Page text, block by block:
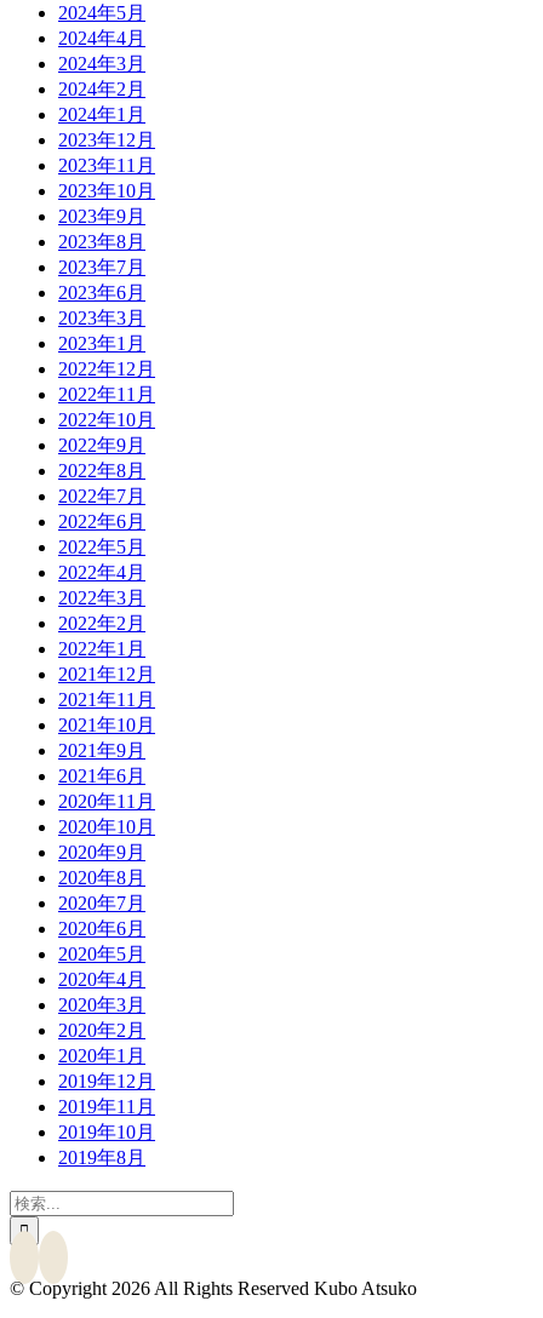
2024年5月
2024年4月
2024年3月
2024年2月
2024年1月
2023年12月
2023年11月
2023年10月
2023年9月
2023年8月
2023年7月
2023年6月
2023年3月
2023年1月
2022年12月
2022年11月
2022年10月
2022年9月
2022年8月
2022年7月
2022年6月
2022年5月
2022年4月
2022年3月
2022年2月
2022年1月
2021年12月
2021年11月
2021年10月
2021年9月
2021年6月
2020年11月
2020年10月
2020年9月
2020年8月
2020年7月
2020年6月
2020年5月
2020年4月
2020年3月
2020年2月
2020年1月
2019年12月
2019年11月
2019年10月
2019年8月
検
索
…
© Copyright 2026 All Rights Reserved Kubo Atsuko